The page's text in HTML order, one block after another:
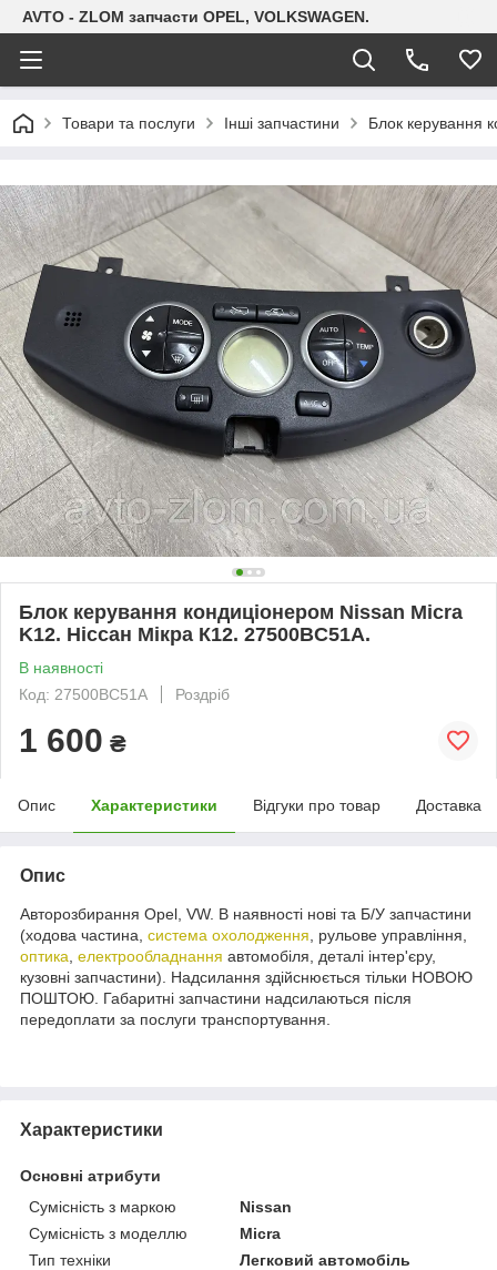
AVTO - ZLOM запчасти OPEL, VOLKSWAGEN.
Товари та послуги Інші запчастини Блок керування
Блок керування кондиціонером Nissan Micra
K12. Ніссан Мікра К12. 27500BC51A.
В наявності
Код: 27500BC51A
Роздріб
1 600 ₴
Опис Характеристики Відгуки про товар Доставка
Опис
Авторозбирання Opel, VW. В наявності нові та Б/У запчастини
(ходова частина, система охолодження , рульове управління,
оптика електрообладнання автомобіля, деталі інтер'єру,
кузовні запчастини). Надсилання здійснюється тільки НОВОЮ
ПОШТОЮ. Габаритні запчастини надсилаються після
передоплати за послуги транспортування.
Характеристики
Основні атрибути
Сумісність з маркою
Nissan
Сумісність з моделлю
Micra
Тип техніки
Легковий автомобіль